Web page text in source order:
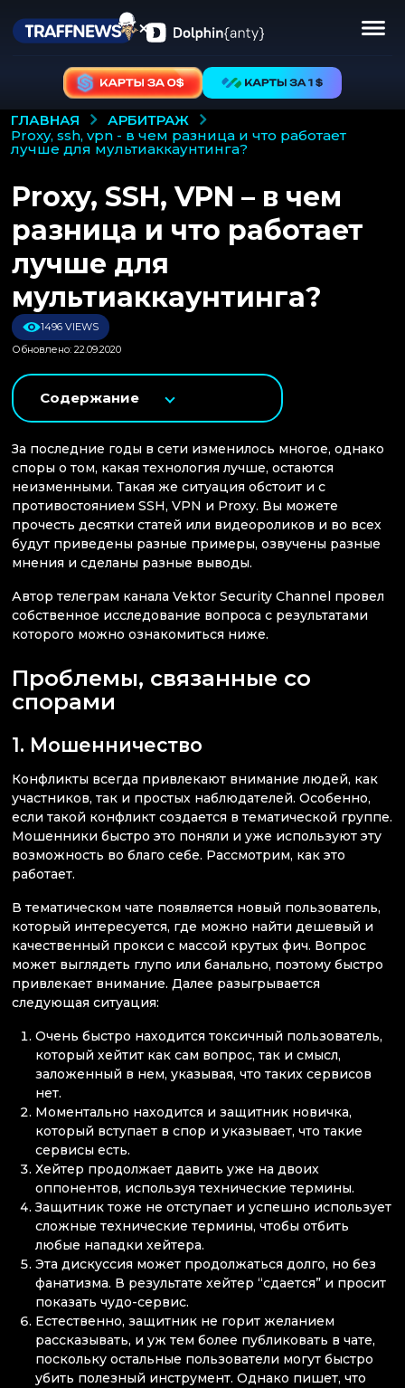
ГЛАВНАЯ
АРБИТРАЖ
proxy, ssh, vpn - в чем разница и что работает
лучше для мультиаккаунтинга?
Proxy, SSH, VPN – в чем
разница и что работает
лучше для
мультиаккаунтинга?
1496 VIEWS
Обновлено: 22.09.2020
Содержание
За последние годы в сети изменилось многое, однако
споры о том, какая технология лучше, остаются
неизменными. Такая же ситуация обстоит и с
противостоянием SSH, VPN и Proxy. Вы можете
прочесть десятки статей или видеороликов и во всех
будут приведены разные примеры, озвучены разные
мнения и сделаны разные выводы.
Автор телеграм канала Vektor Security Channel провел
собственное исследование вопроса с результатами
которого можно ознакомиться ниже.
Проблемы, связанные со
спорами
1. Мошенничество
Конфликты всегда привлекают внимание людей, как
участников, так и простых наблюдателей. Особенно,
если такой конфликт создается в тематической группе.
Мошенники быстро это поняли и уже используют эту
возможность во благо себе. Рассмотрим, как это
работает.
В тематическом чате появляется новый пользователь,
который интересуется, где можно найти дешевый и
качественный прокси с массой крутых фич. Вопрос
может выглядеть глупо или банально, поэтому быстро
привлекает внимание. Далее разыгрывается
следующая ситуация:
Очень быстро находится токсичный пользователь,
который хейтит как сам вопрос, так и смысл,
заложенный в нем, указывая, что таких сервисов
нет.
Моментально находится и защитник новичка,
который вступает в спор и указывает, что такие
сервисы есть.
Хейтер продолжает давить уже на двоих
оппонентов, используя технические термины.
Защитник тоже не отступает и успешно использует
сложные технические термины, чтобы отбить
любые нападки хейтера.
Эта дискуссия может продолжаться долго, но без
фанатизма. В результате хейтер “сдается” и просит
показать чудо-сервис.
Естественно, защитник не горит желанием
рассказывать, и уж тем более публиковать в чате,
поскольку остальные пользователи могут быстро
убить полезный инструмент. Однако пишет, что